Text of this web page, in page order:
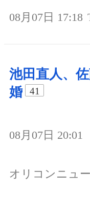
08月07日 17:18
池田直人、
婚
41
08月07日 20:01
オリコンニュ